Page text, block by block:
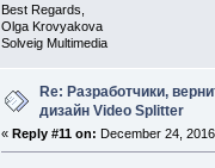
Best Regards,
Olga Krovyakova
Solveig Multimedia
Re: Разработчики,
дизайн Video Splitter
« Reply #11 on: December 24,